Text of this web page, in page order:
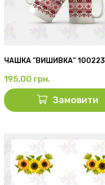
ЧАШКА “ВИШИВКА” 100223
195,00 грн.
Замовити